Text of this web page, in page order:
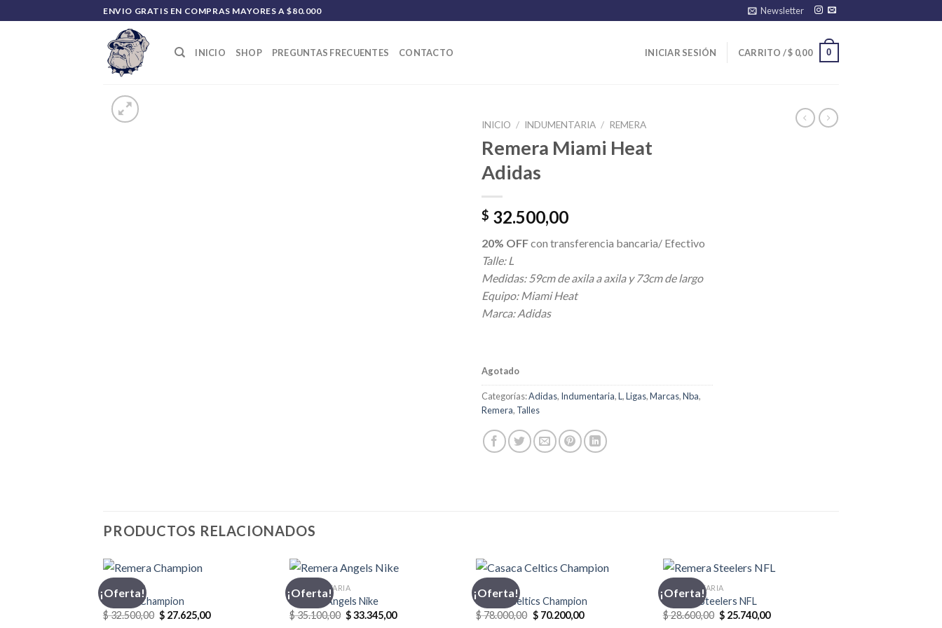
al
ENVIO GRATIS EN COMPRAS MAYORES A $80.000 Newsletter
INICIO SHOP PREGUNTAS FRECUENTES CONTACTO INICIAR SESIÓN CARRITO /$ 0,00 0
INICIO / INDUMENTARIA / REMERA
Remera Miami Heat
Adidas
$ 32.500,00
20% OFFcon transferencia bancaria/ Efectivo
Talle: L
Medidas: 59cm de axila a axila y 73cm de largo
Equipo: Miami Heat
Marca: Adidas
Agotado
Categorías:Adidas, Indumentaria,L,Ligas,Marcas,Nba,
Remera, Talles
PRODUCTOS RELACIONADOS
¡Oferta!
CHAMPION
Remera Champion
$32.500,00 El
precio
$ 27.625,00El
¡Oferta!
INDUMENTARIA
Remera Angels Nike
$35.100,00 El
precio
$33.345,00El
¡Oferta!
CASACA
Casaca Celtics Champion
$78.000,00 El
precio
$70.200,00El
¡Oferta!
INDUMENTARIA
Remera Steelers NFL
$28.600,00 El
precio
$25.740,00El